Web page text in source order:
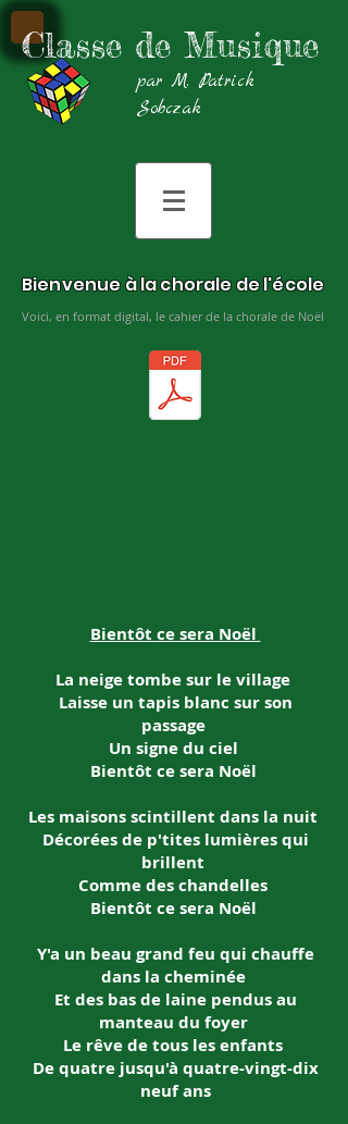
Classe de Musique
par M. Patrick
Sobczak
Bienvenue à la chorale de l'école
Voici, en format digital, le cahier de la chorale de Noël
Bientôt ce sera Noël
La neige tombe sur le village
Laisse un tapis blanc sur son
passage
Un signe du ciel
Bientôt ce sera Noël
Les maisons scintillent dans la nuit
Décorées de p'tites lumières qui
brillent
Comme des chandelles
Bientôt ce sera Noël
Y'a un beau grand feu qui chauffe
dans la cheminée
Et des bas de laine pendus au
manteau du foyer
Le rêve de tous les enfants
De quatre jusqu'à quatre-vingt-dix
neuf ans